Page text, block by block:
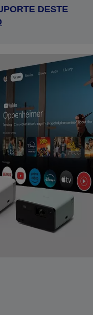
DESTE